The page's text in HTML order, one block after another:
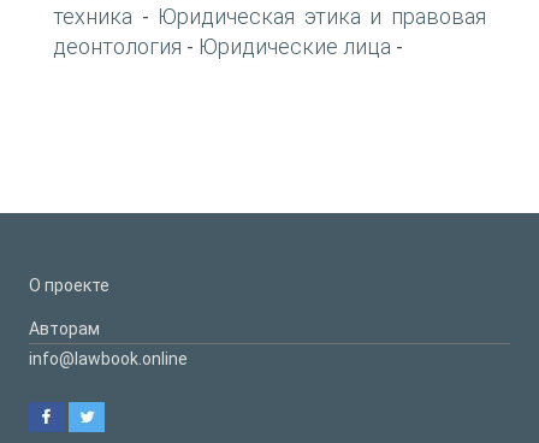
техника - Юридическая этика и правовая
деонтология - Юридические лица -
О проекте
Авторам
info@lawbook.online